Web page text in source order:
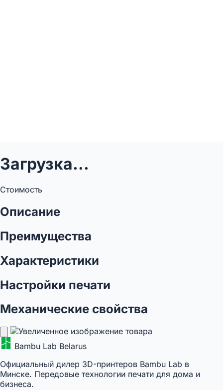
Загрузка...
Стоимость
Описание
Преимущества
Характеристики
Настройки печати
Механические свойства
Bambu Lab Belarus
Официальный дилер 3D-принтеров Bambu Lab в
Минске. Передовые технологии печати для дома и
бизнеса.